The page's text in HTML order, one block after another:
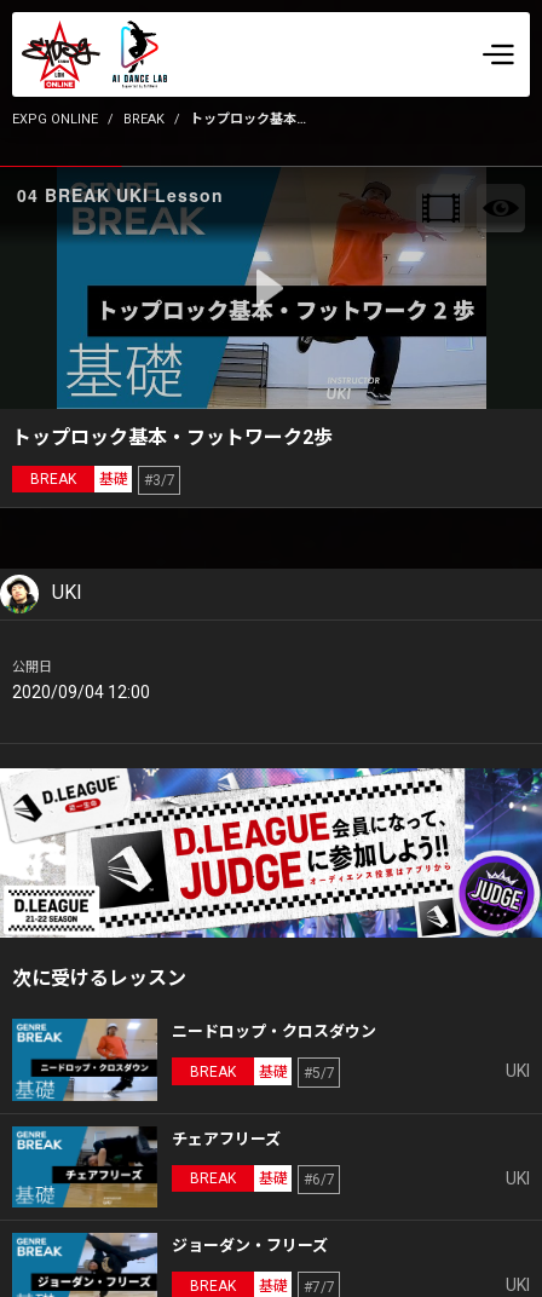
EXPG ONLINE BREAK トップロック基本・フットワーク2歩
04 BREAK UKI Lesson
トップロック基本・フットワーク2歩
BREAK 基礎 #3/7
UKI
公開日
2020/09/04 12:00
次に受けるレッスン
ニードロップ・クロスダウン
BREAK 基礎 #5/7 UKI
チェアフリーズ
BREAK 基礎 #6/7 UKI
ジョーダン・フリーズ
BREAK 基礎 #7/7 UKI